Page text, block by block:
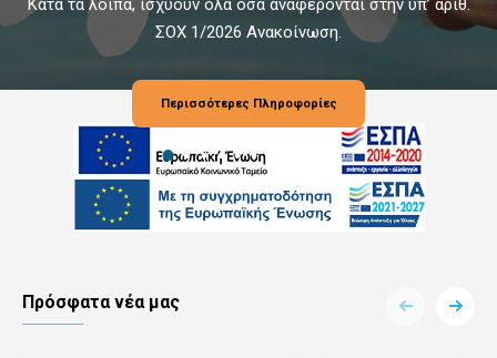
Κατά τα λοιπά, ισχύουν όλα όσα αναφέρονται στην υπ’ αριθ.
ΣΟΧ 1/2026 Ανακοίνωση.
Περισσότερες Πληροφορίες
Πρόσφατα νέα μας